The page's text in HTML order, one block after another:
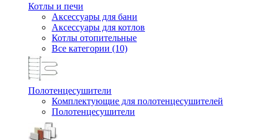
Котлы и печи
Аксессуары для бани
Аксессуары для котлов
Котлы отопительные
Все категории (10)
Полотенцесушители
Комплектующие для полотенцесушителей
Полотенцесушители